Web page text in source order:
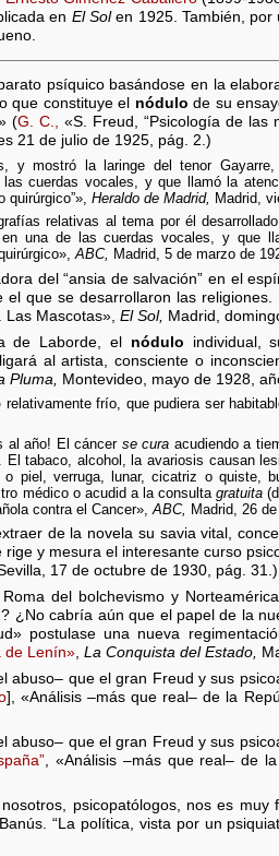
en El Solen 1925. También, por
psíquico basándose en la
que constituye el nódulo de su
(G. C., «S. Freud, “Psicología de las
21 de julio de 1925, pág. 2.)
y mostró la laringe del tenor
cuerdas vocales, y que llamó la
Heraldo de Madrid, Madrid,
relativas al tema por él
una de las cuerdas vocales, y que
ABC, Madrid, 5 de marzo de
del “ansia de salvación” en el
el que se desarrollaron las
Las Mascotas»,El Sol, Madrid,
de Laborde, el nódulo individual,
al artista, consciente o
Pluma,
Montevideo, mayo de 1928,
relativamente frío, que pudiera ser
al año! El cáncer se cura acudiendo a
tabaco, alcohol, la avariosis causan
piel, verruga, lunar, cicatriz o quiste,
médico o acudid a la consultagratuita
contra el Cancer», ABC, Madrid, 26
de la novela su savia vital,
rige y mesura el interesante curso
17 de octubre de 1930, pág. 31.)
del bolchevismo y
¿No cabría aún que el papel de la
postulase una nueva
de Lenín»,La Conquista del Estado,
abuso– que el gran Freud y sus
], «Análisis –más que real– de la
abuso– que el gran Freud y sus
, «Análisis –más que real– de
psicopatólogos, nos es muy
“La política, vista por un